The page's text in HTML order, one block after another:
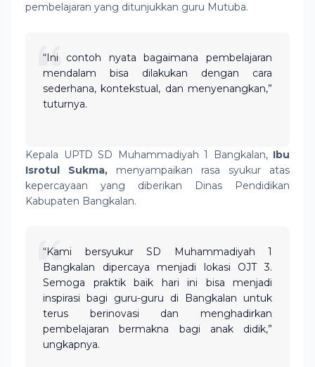
pembelajaran yang ditunjukkan guru Mutuba.
“Ini contoh nyata bagaimana pembelajaran
mendalam bisa dilakukan dengan cara
sederhana, kontekstual, dan menyenangkan,”
tuturnya.
Kepala UPTD SD Muhammadiyah 1 Bangkalan, Ibu
Isrotul Sukma, menyampaikan rasa syukur atas
kepercayaan yang diberikan Dinas Pendidikan
Kabupaten Bangkalan.
“Kami bersyukur SD Muhammadiyah 1
Bangkalan dipercaya menjadi lokasi OJT 3.
Semoga praktik baik hari ini bisa menjadi
inspirasi bagi guru-guru di Bangkalan untuk
terus berinovasi dan menghadirkan
pembelajaran bermakna bagi anak didik,”
ungkapnya.